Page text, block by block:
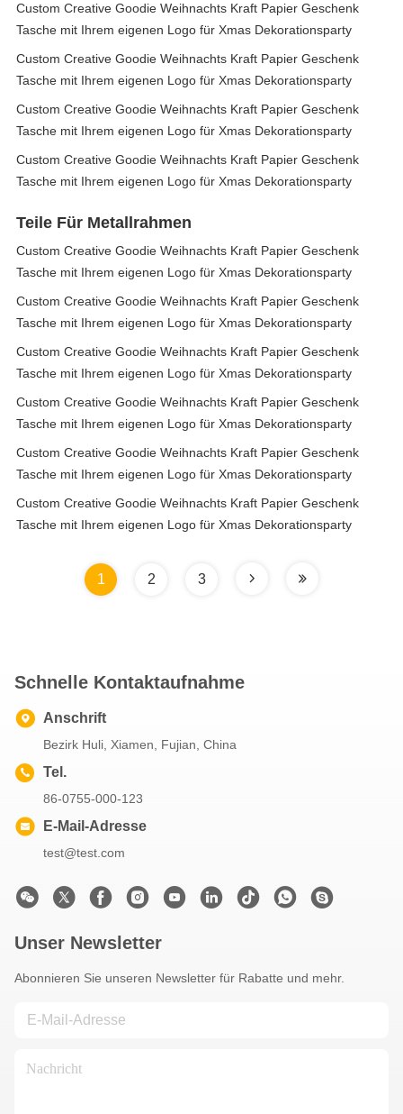
Custom Creative Goodie Weihnachts Kraft Papier Geschenk
Tasche mit Ihrem eigenen Logo für Xmas Dekorationsparty
Custom Creative Goodie Weihnachts Kraft Papier Geschenk
Tasche mit Ihrem eigenen Logo für Xmas Dekorationsparty
Custom Creative Goodie Weihnachts Kraft Papier Geschenk
Tasche mit Ihrem eigenen Logo für Xmas Dekorationsparty
Custom Creative Goodie Weihnachts Kraft Papier Geschenk
Tasche mit Ihrem eigenen Logo für Xmas Dekorationsparty
Teile Für Metallrahmen
Custom Creative Goodie Weihnachts Kraft Papier Geschenk
Tasche mit Ihrem eigenen Logo für Xmas Dekorationsparty
Custom Creative Goodie Weihnachts Kraft Papier Geschenk
Tasche mit Ihrem eigenen Logo für Xmas Dekorationsparty
Custom Creative Goodie Weihnachts Kraft Papier Geschenk
Tasche mit Ihrem eigenen Logo für Xmas Dekorationsparty
Custom Creative Goodie Weihnachts Kraft Papier Geschenk
Tasche mit Ihrem eigenen Logo für Xmas Dekorationsparty
Custom Creative Goodie Weihnachts Kraft Papier Geschenk
Tasche mit Ihrem eigenen Logo für Xmas Dekorationsparty
Custom Creative Goodie Weihnachts Kraft Papier Geschenk
Tasche mit Ihrem eigenen Logo für Xmas Dekorationsparty
1 2 3
Schnelle Kontaktaufnahme
Anschrift
Bezirk Huli, Xiamen, Fujian, China
Tel.
86-0755-000-123
E-Mail-Adresse
test@test.com
Unser Newsletter
Abonnieren Sie unseren Newsletter für Rabatte und mehr.